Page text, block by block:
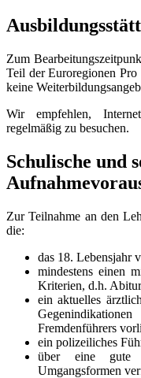
Zum
Teil der Euroregionen
keine
Wir empfehlen,
regelmäßig zu besuchen.
Schulische und
Zur Teilnahme an den
die:
das 18. Lebensjahr
mindestens einen
Kriterien, d.h.
ein aktuelles
Fremdenführers
ein polizeiliches
über eine gute
Umgangsformen